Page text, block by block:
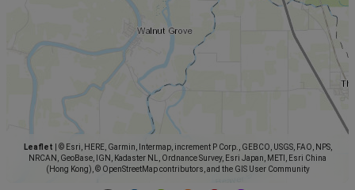
Leaflet
© Esri, HERE, Garmin, Intermap, increment P Corp., GEBCO, USGS, FAO, NPS,
NRCAN, GeoBase, IGN, Kadaster NL, Ordnance Survey, Esri Japan, METI, Esri China
(Hong Kong), © OpenStreetMap contributors, and the GIS User Community